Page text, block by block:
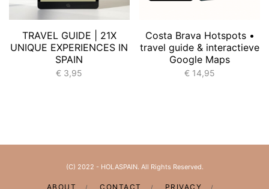
TRAVEL GUIDE | 21X
UNIQUE EXPERIENCES IN
SPAIN
€ 3,95
Costa Brava Hotspots •
travel guide & interactieve
Google Maps
€ 14,95
(C) 2022 - HOLASPAIN. All Rights Reserved.
ABOUT CONTACT PRIVACY